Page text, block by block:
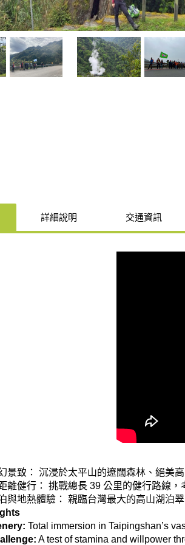
詳細說明 交通資訊
景致： 沉浸於太平山的遼闊森林、絕美
離健行： 挑戰總長 39 公里的健行路線
與地熱體驗： 親臨台灣最大的高山湖泊
Total immersion in Taipingshan’s
A test of stamina and willpower